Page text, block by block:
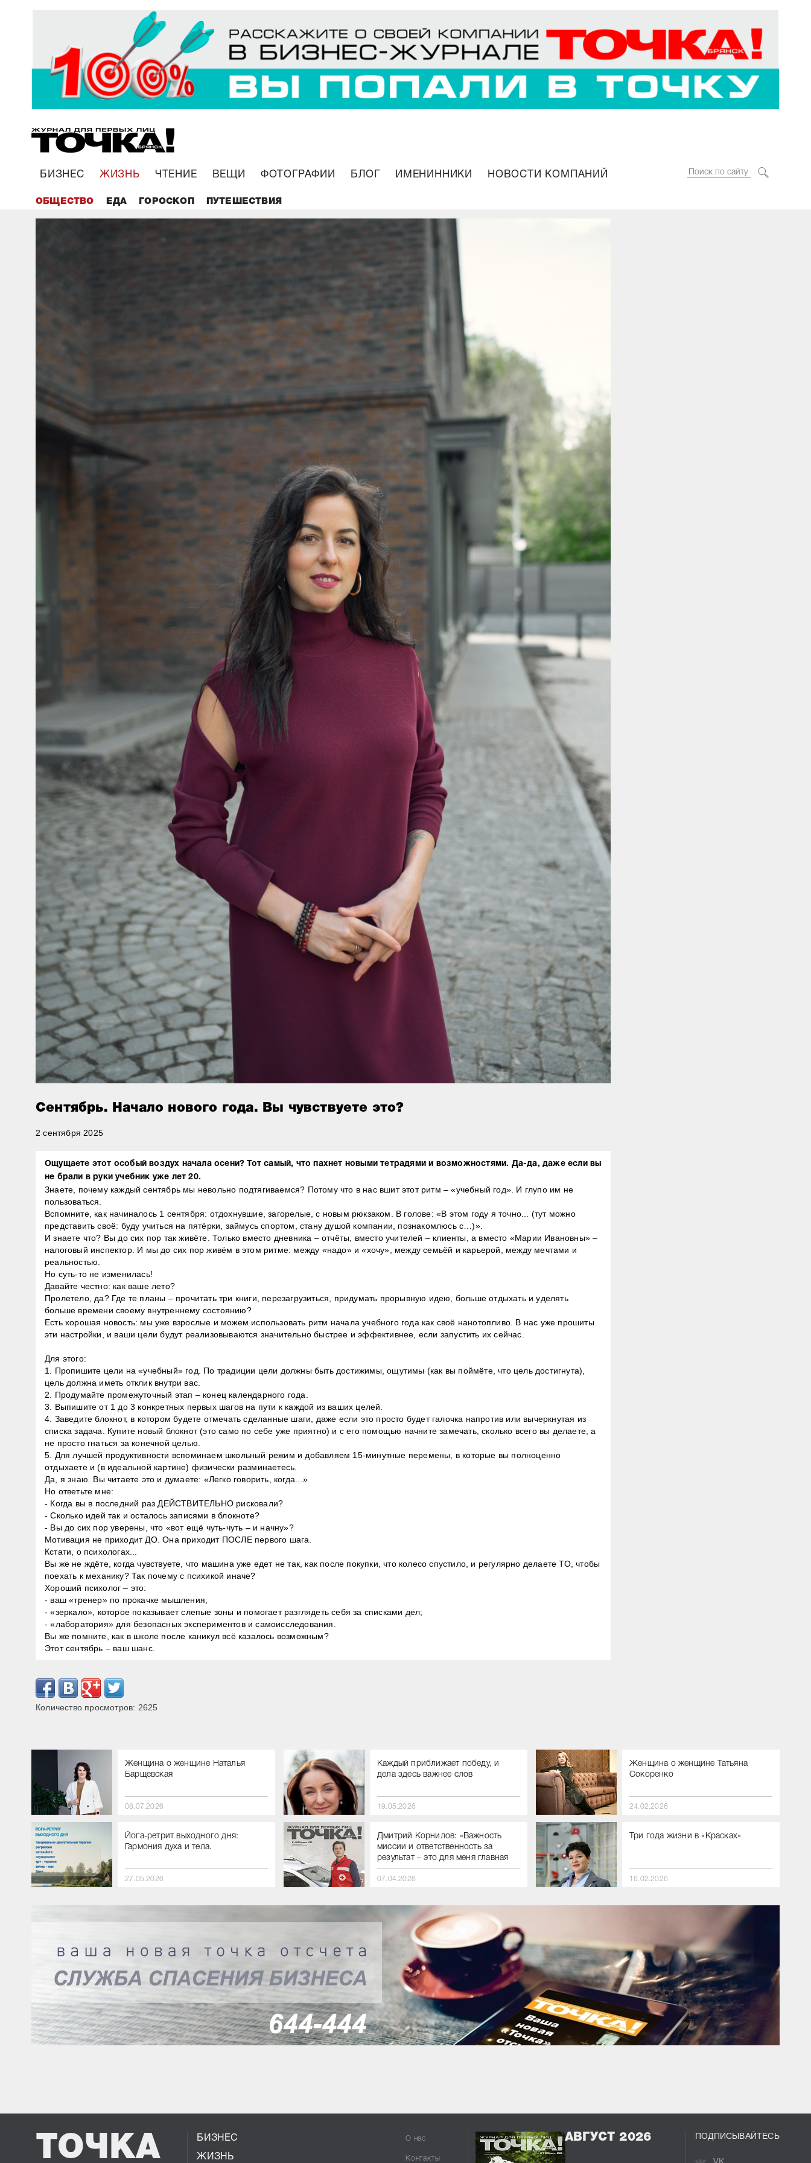
БИЗНЕС ЖИЗНЬ ЧТЕНИЕ ВЕЩИ ФОТОГРАФИИ БЛОГ ИМЕНИННИКИ НОВОСТИ КОМПАНИЙ
ОБЩЕСТВО ЕДА ГОРОСКОП ПУТЕШЕСТВИЯ
Сентябрь. Начало нового года. Вы чувствуете это?
2 сентября 2025
Ощущаете этот особый воздух начала осени? Тот самый, что пахнет новыми тетрадями и возможностями. Да-да, даже если вы
не брали в руки учебник уже лет 20.
Знаете, почему каждый сентябрь мы невольно подтягиваемся? Потому что в нас вшит этот ритм – «учебный год». И глупо им не
пользоваться.
Вспомните, как начиналось 1 сентября: отдохнувшие, загорелые, с новым рюкзаком. В голове: «В этом году я точно... (тут можно
представить своё: буду учиться на пятёрки, займусь спортом, стану душой компании, познакомлюсь с…)».
И знаете что? Вы до сих пор так живёте. Только вместо дневника – отчёты, вместо учителей – клиенты, а вместо «Марии Ивановны» –
налоговый инспектор. И мы до сих пор живём в этом ритме: между «надо» и «хочу», между семьёй и карьерой, между мечтами и
реальностью.
Но суть-то не изменилась!
Давайте честно: как ваше лето?
Пролетело, да? Где те планы – прочитать три книги, перезагрузиться, придумать прорывную идею, больше отдыхать и уделять
больше времени своему внутреннему состоянию?
Есть хорошая новость: мы уже взрослые и можем использовать ритм начала учебного года как своё нанотопливо. В нас уже прошиты
эти настройки, и ваши цели будут реализовываются значительно быстрее и эффективнее, если запустить их сейчас.
Для этого:
1. Пропишите цели на «учебный» год. По традиции цели должны быть достижимы, ощутимы (как вы поймёте, что цель достигнута),
цель должна иметь отклик внутри вас.
2. Продумайте промежуточный этап – конец календарного года.
3. Выпишите от 1 до 3 конкретных первых шагов на пути к каждой из ваших целей.
4. Заведите блокнот, в котором будете отмечать сделанные шаги, даже если это просто будет галочка напротив или вычеркнутая из
списка задача. Купите новый блокнот (это само по себе уже приятно) и с его помощью начните замечать, сколько всего вы делаете, а
не просто гнаться за конечной целью.
5. Для лучшей продуктивности вспоминаем школьный режим и добавляем 15-минутные перемены, в которые вы полноценно
отдыхаете и (в идеальной картине) физически разминаетесь.
Да, я знаю. Вы читаете это и думаете: «Легко говорить, когда...»
Но ответьте мне:
- Когда вы в последний раз ДЕЙСТВИТЕЛЬНО рисковали?
- Сколько идей так и осталось записями в блокноте?
- Вы до сих пор уверены, что «вот ещё чуть-чуть – и начну»?
Мотивация не приходит ДО. Она приходит ПОСЛЕ первого шага.
Кстати, о психологах...
Вы же не ждёте, когда чувствуете, что машина уже едет не так, как после покупки, что колесо спустило, и регулярно делаете ТО, чтобы
поехать к механику? Так почему с психикой иначе?
Хороший психолог – это:
- ваш «тренер» по прокачке мышления;
- «зеркало», которое показывает слепые зоны и помогает разглядеть себя за списками дел;
- «лаборатория» для безопасных экспериментов и самоисследования.
Вы же помните, как в школе после каникул всё казалось возможным?
Этот сентябрь – ваш шанс.
Количество просмотров: 2625
Женщина о женщине Наталья
Барщевская
08.07.2026
Йога-ретрит выходного дня:
Гармония духа и тела.
27.05.2026
Каждый приближает победу, и
дела здесь важнее слов
19.05.2026
Дмитрий Корнилов: «Важность
миссии и ответственность за
результат – это для меня главная
мотивация»
07.04.2026
Женщина о женщине Татьяна
Сокоренко
24.02.2026
Три года жизни в «Красках»
16.02.2026
ТОЧКА БИЗНЕС
ЖИЗНЬ
О нас
Контакты
АВГУСТ 2026 ПОДПИСЫВАЙТЕСЬ